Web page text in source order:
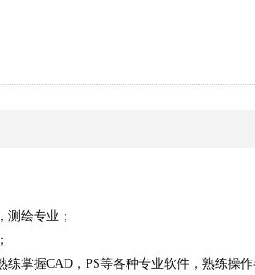
测绘专业；
练掌握CAD，PS等各种专业软件，熟练操